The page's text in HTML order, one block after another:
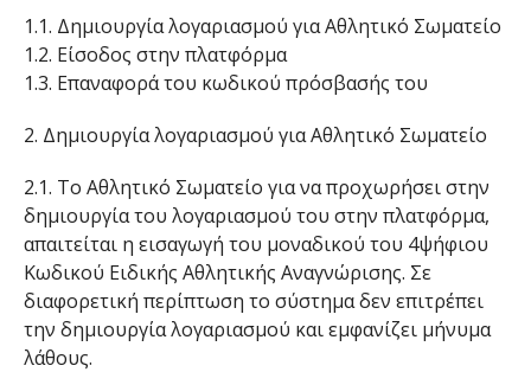
1.1. Δημιουργία λογαριασμού για Αθλητικό Σωματείο
1.2. Είσοδος στην πλατφόρμα
1.3. Επαναφορά του κωδικού πρόσβασής του
2. Δημιουργία λογαριασμού για Αθλητικό Σωματείο
2.1. Το Αθλητικό Σωματείο για να προχωρήσει στην
δημιουργία του λογαριασμού του στην πλατφόρμα,
απαιτείται η εισαγωγή του μοναδικού του 4ψήφιου
Κωδικού Ειδικής Αθλητικής Αναγνώρισης. Σε
διαφορετική περίπτωση το σύστημα δεν επιτρέπει
την δημιουργία λογαριασμού και εμφανίζει μήνυμα
λάθους.